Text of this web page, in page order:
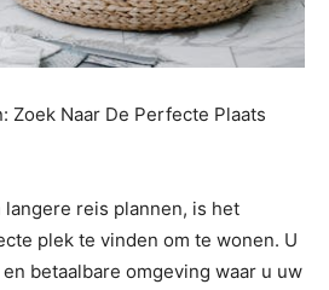
Zoek Naar De Perfecte Plaats
reis plannen, is het
plek te vinden om te wonen. U
betaalbare omgeving waar u uw